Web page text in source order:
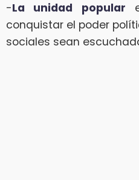
-La unidad popular
conquistar el poder
sociales sean